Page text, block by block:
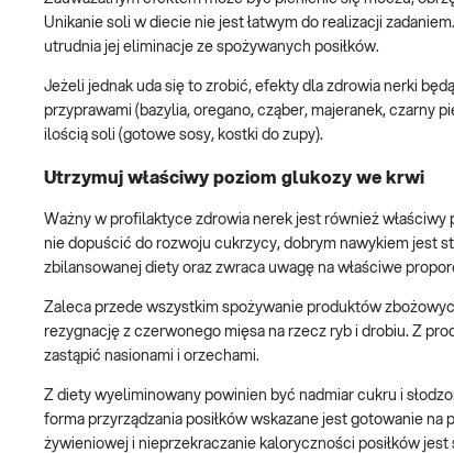
Unikanie soli w diecie nie jest łatwym do realizacji
utrudnia jej eliminacje ze spożywanych posiłków.
Jeżeli jednak uda się to zrobić, efekty dla zdrowia nerki
przyprawami (bazylia, oregano, cząber, majeranek, czarny
ilością soli (gotowe sosy, kostki do zupy).
Utrzymuj właściwy poziom glukozy we krwi
Ważny w profilaktyce zdrowia nerek jest również
nie dopuścić do rozwoju cukrzycy, dobrym nawykiem jest
zbilansowanej diety oraz zwraca uwagę na właściwe
Zaleca przede wszystkim spożywanie produktów
rezygnację z czerwonego mięsa na rzecz ryb i drobiu. Z
zastąpić nasionami i orzechami.
Z diety wyeliminowany powinien być nadmiar cukru i
forma przyrządzania posiłków wskazane jest gotowanie
żywieniowej i nieprzekraczanie kaloryczności posiłków jest